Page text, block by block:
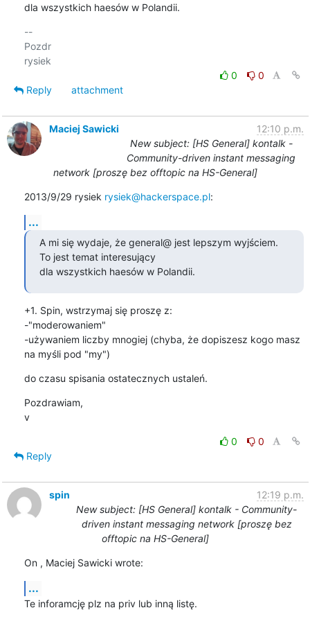
dla wszystkich haesów w Polandii.
--
Pozdr
0
0
Reply
attachment
Maciej Sawicki
12:10 p.m.
New subject: [HS General] kontalk -
Community-driven instant messaging
network [proszę bez offtopic na HS-General]
2013/9/29 rysiek rysiek@hackerspace.pl:
...
A mi się wydaje, że general@ jest lepszym wyjściem.
To jest temat interesujący
dla wszystkich haesów w Polandii.
+1. Spin, wstrzymaj się proszę z:
-"moderowaniem"
-używaniem liczby mnogiej (chyba, że dopiszesz kogo masz
na myśli pod "my")
do czasu spisania ostatecznych ustaleń.
Pozdrawiam,
v
0
0
Reply
spin
12:19 p.m.
New subject: [HS General] kontalk - Community-
driven instant messaging network [proszę bez
offtopic na HS-General]
On , Maciej Sawicki wrote:
...
Te inforamcję plz na priv lub inną listę.